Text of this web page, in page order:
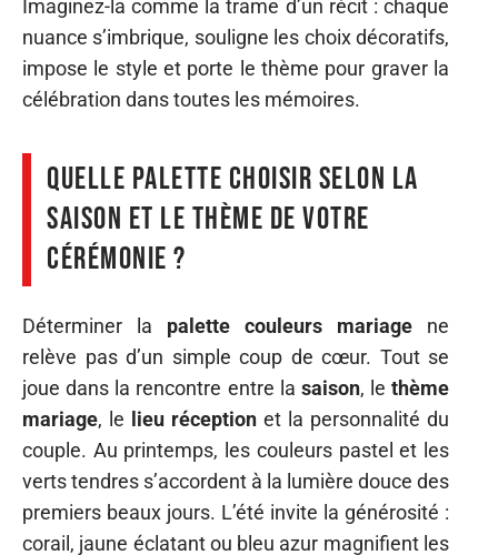
Imaginez-la comme la trame d’un récit : chaque
nuance s’imbrique, souligne les choix décoratifs,
impose le style et porte le thème pour graver la
célébration dans toutes les mémoires.
Quelle palette choisir selon la
saison et le thème de votre
cérémonie ?
Déterminer la palette couleurs mariage ne
relève pas d’un simple coup de cœur. Tout se
joue dans la rencontre entre la saison, le thème
mariage, le lieu réception et la personnalité du
couple. Au printemps, les couleurs pastel et les
verts tendres s’accordent à la lumière douce des
premiers beaux jours. L’été invite la générosité :
corail, jaune éclatant ou bleu azur magnifient les